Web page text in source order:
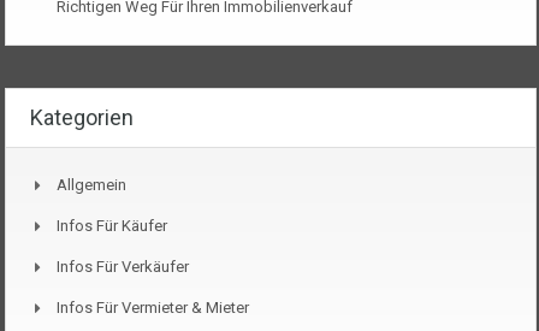
Richtigen Weg Für Ihren Immobilienverkauf
Kategorien
Allgemein
Infos Für Käufer
Infos Für Verkäufer
Infos Für Vermieter & Mieter